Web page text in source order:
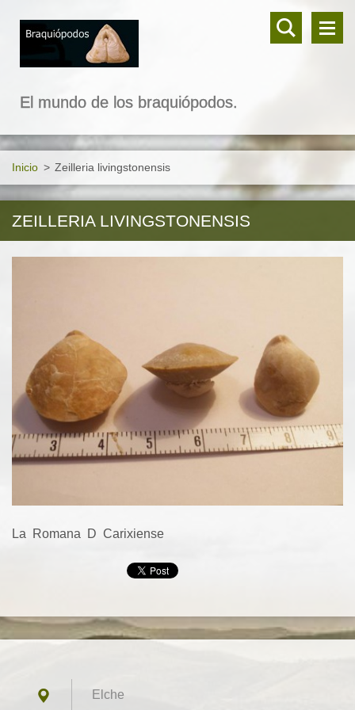
El mundo de los braquiópodos.
Inicio > Zeilleria livingstonensis
ZEILLERIA LIVINGSTONENSIS
La Romana D Carixiense
Elche